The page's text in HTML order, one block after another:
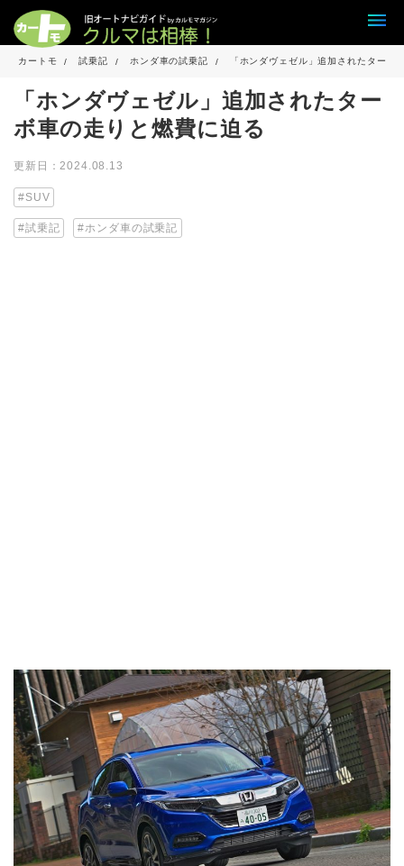
カートモ 試乗記 ホンダ車の試乗記 「ホンダヴェゼル」追加されたターボ
「ホンダヴェゼル」追加されたター
ボ車の走りと燃費に迫る
更新日：2024.08.13
SUV
試乗記 ホンダ車の試乗記